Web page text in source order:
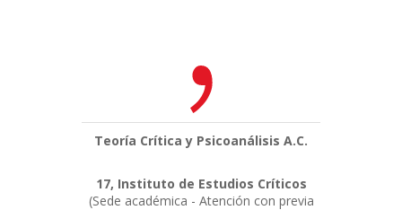
Teoría Crítica y Psicoanálisis A.C.
17, Instituto de Estudios Críticos
(Sede académica - Atención con previa